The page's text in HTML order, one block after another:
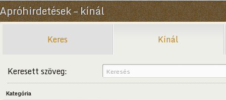
Apróhirdetések – kínál
Keres Kínál
Keresett szöveg:
Kategória